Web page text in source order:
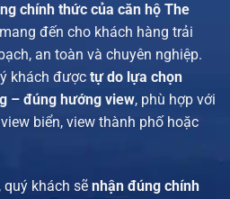
chính thức của căn hộ The
đến cho khách hàng trải
an toàn và chuyên nghiệp.
khách được tự do lựa chọn
– đúng hướng view, phù hợp với
biển, view thành phố hoặc
khách sẽ nhận đúng chính